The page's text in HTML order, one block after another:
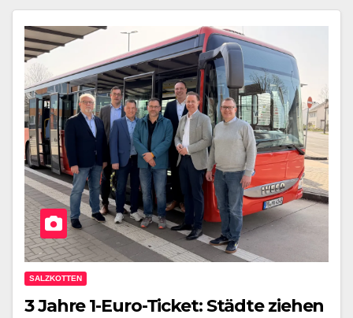
SALZKOTTEN
3 Jahre 1-Euro-Ticket: Städte ziehen